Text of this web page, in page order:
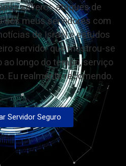
severos ataques de
meus servidores com
de Israel e estudos
servidor que mostrou-se
longo do tempo, serviço
Eu realmente recomendo.
Servidor Seguro